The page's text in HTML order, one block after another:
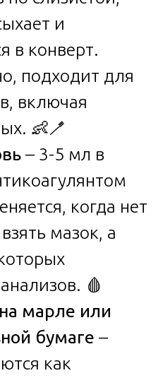
и
в конверт.
подходит для
включая
👶🪥
– 3-5 мл в
когда нет
мазок, а
🩸
марле или
бумаге –
как